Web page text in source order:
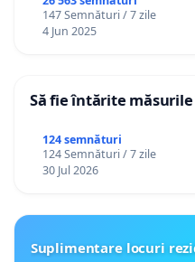
147 Semnături / 7 zile
4 Jun 2025
Să fie întărite
124 semnături
124 Semnături / 7 zile
30 Jul 2026
Suplimentare locuri